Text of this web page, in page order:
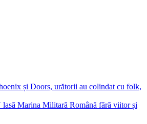
și Doors, urătorii au colindat cu folk,
Marina Militară Română fără viitor și